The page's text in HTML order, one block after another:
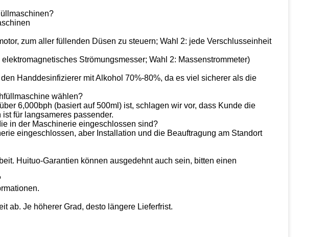
zum aller füllenden Düsen zu steuern; Wahl 2: jede Verschlusseinheit
Strömungsmesser; Wahl 2: Massenstrommeter)
Handdesinfizierer mit Alkohol 70%-80%, da es viel sicherer als die
wählen?
6,000bph (basiert auf 500ml) ist, schlagen wir vor, dass Kunde die
für langsameres passender.
in der Maschinerie eingeschlossen sind?
eingeschlossen, aber Installation und die Beauftragung am Standort
Huituo-Garantien können ausgedehnt auch sein, bitten einen
ab. Je höherer Grad, desto längere Lieferfrist.